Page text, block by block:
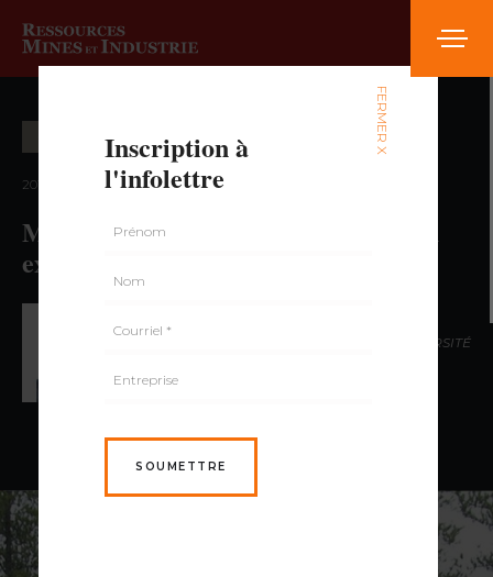
2014 — volume 1, numéro 2
Maîtrise professionnelle accélérée en
exploration minérale
GÉO., PH.D., UNIVERSITÉ
FERMER X
Inscription à
l'infolettre
SOUMETTRE